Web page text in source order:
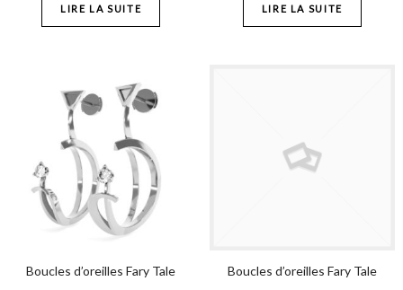
LIRE LA SUITE LIRE LA SUITE
Boucles d’oreilles Fary Tale
Boucles d’oreilles Fary Tale